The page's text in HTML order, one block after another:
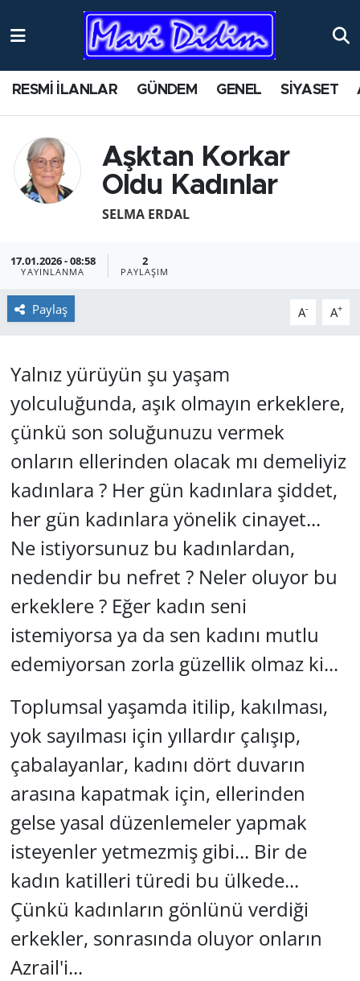
RESMİ İLANLAR GÜNDEM GENEL SİYASET
Aşktan Korkar
Oldu Kadınlar
SELMA ERDAL
17.01.2026 - 08:58
YAYINLANMA
2
PAYLAŞIM
Paylaş A- A+
Yalnız yürüyün şu yaşam
yolculuğunda, aşık olmayın erkeklere,
çünkü son soluğunuzu vermek
onların ellerinden olacak mı demeliyiz
kadınlara ? Her gün kadınlara şiddet,
her gün kadınlara yönelik cinayet...
Ne istiyorsunuz bu kadınlardan,
nedendir bu nefret ? Neler oluyor bu
erkeklere ? Eğer kadın seni
istemiyorsa ya da sen kadını mutlu
edemiyorsan zorla güzellik olmaz ki...
Toplumsal yaşamda itilip, kakılması,
yok sayılması için yıllardır çalışıp,
çabalayanlar, kadını dört duvarın
arasına kapatmak için, ellerinden
gelse yasal düzenlemeler yapmak
isteyenler yetmezmiş gibi... Bir de
kadın katilleri türedi bu ülkede...
Çünkü kadınların gönlünü verdiği
erkekler, sonrasında oluyor onların
Azrail'i...
ANTİK YERLER
AYDIN
BİLİM VE TEKNOLOJİ
EĞİTİM
EKONOMİ
GÜNDEM
HABERDE İNSAN
KÜLTÜR SANAT
MAGAZİN
POLİTİKA
RESMİ İLANLAR
SAĞLIK
SİYASET
SPOR
Yerel
Nöbetçi Eczaneler
Namaz Vakitleri
Trafik Durumu
Süper Lig Puan Durumu ve Fikstür
Tüm Manşetler
Son Dakika Haberleri